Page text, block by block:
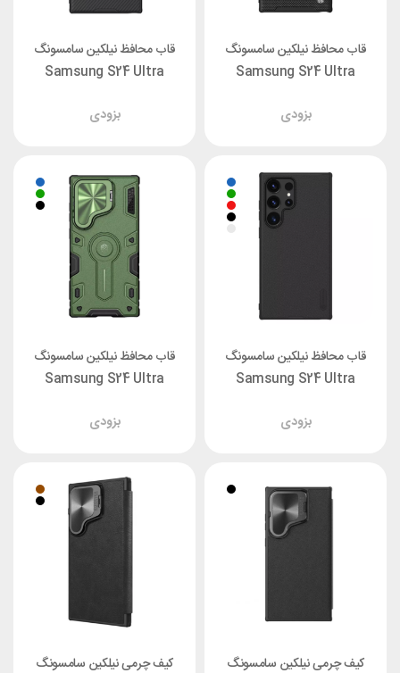
قاب محافظ نیلکین سامسونگ
Samsung S24 Ultra
Cover
بزودی
قاب محافظ نیلکین سامسونگ
Samsung S24 Ultra
Cover
بزودی
قاب محافظ نیلکین سامسونگ
Samsung S24 Ultra
بزودی
قاب محافظ نیلکین سامسونگ
Samsung S24 Ultra
Prop
بزودی
کیف چرمی نیلکین سامسونگ کیف چرمی نیلکین سامسونگ